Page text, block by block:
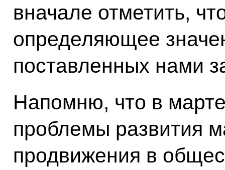
вначале отметить,
определяющее
поставленных нами
Напомню, что в
проблемы развития
продвижения в